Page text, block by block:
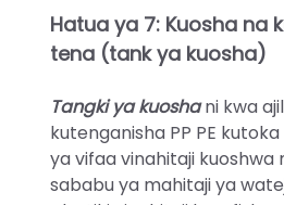
Hatua ya 7: Kuosha na
tena (tank ya kuosha)
Tangki ya kuoshani kwa
kutenganisha PP PE
ya vifaa vinahitaji kuoshwa
sababu ya mahitaji ya